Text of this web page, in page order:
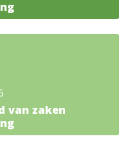
van zaken